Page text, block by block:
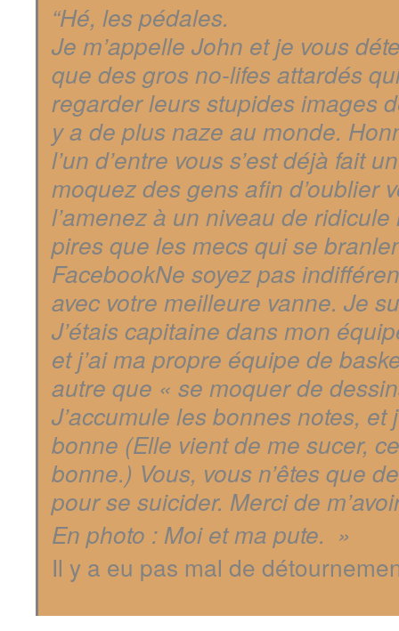
“Hé, les pédales.
Je m’appelle John et je vous
que des gros no-lifes attardés
regarder leurs stupides images
y a de plus naze au monde.
l’un d’entre vous s’est déjà fait
moquez des gens afin d’oublier
l’amenez à un niveau de
pires que les mecs qui se
FacebookNe soyez pas
avec votre meilleure vanne. Je
J’étais capitaine dans mon
et j’ai ma propre équipe de
autre que « se moquer de
J’accumule les bonnes notes, et
bonne (Elle vient de me sucer,
bonne.) Vous, vous n’êtes que
pour se suicider. Merci de
En photo : Moi et ma pute. »
Il y a eu pas mal de